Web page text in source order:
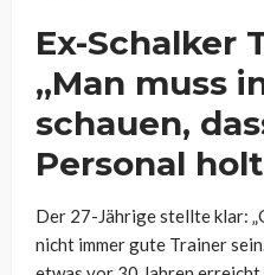
Ex-Schalker
„Man muss
schauen,
Personal
Der 27-Jährige stellte klar:
nicht immer gute Trainer